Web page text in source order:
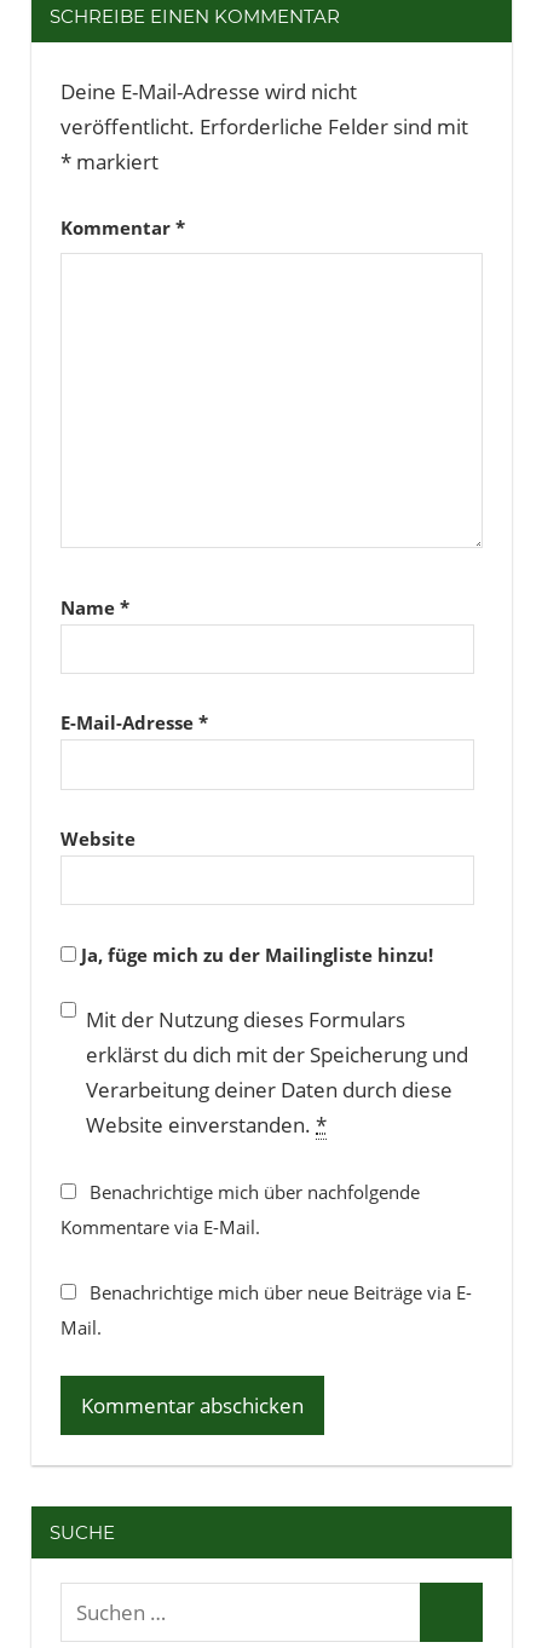
SCHREIBE EINEN KOMMENTAR
Deine E-Mail-Adresse wird nicht
veröffentlicht. Erforderliche Felder sind mit
*markiert
Kommentar *
Name *
E-Mail-Adresse *
Website
Ja, füge mich zu der Mailingliste hinzu!
Mit der Nutzung dieses Formulars
erklärst du dich mit der Speicherung und
Verarbeitung deiner Daten durch diese
Website einverstanden. *
Benachrichtige mich über nachfolgende
Kommentare via E-Mail.
Benachrichtige mich über neue Beiträge via E-
Mail.
SUCHE
Suchen